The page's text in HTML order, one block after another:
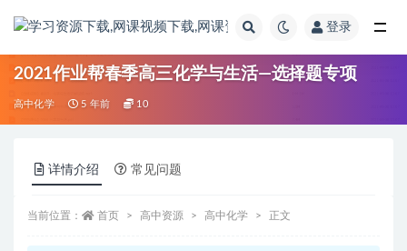
登录
2021作业帮春季高三化学与生活—选择题专项
高中化学 5 年前 10
详情介绍 常见问题
当前位置： 首页 高中资源 高中化学 正文